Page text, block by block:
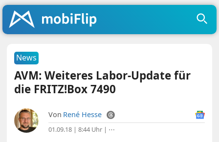
News
AVM: Weiteres Labor-Update für
die FRITZ!Box 7490
Von René Hesse
01.09.18 | 8:44 Uhr | ⋯